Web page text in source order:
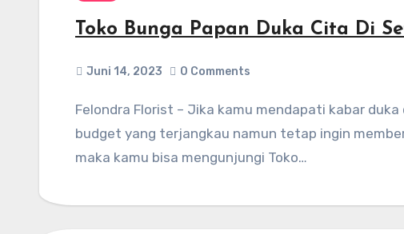
Toko Bunga Papan Duka Cita Di
Juni 14, 2023 0 Comments
Felondra Florist – Jika kamu mendapati kabar duka dengan keadaan kamu sedang memiliki
budget yang terjangkau namun tetap ingin
maka kamu bisa mengunjungi Toko…